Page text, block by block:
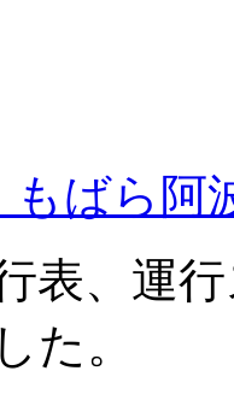
ばら阿
表、運
た。